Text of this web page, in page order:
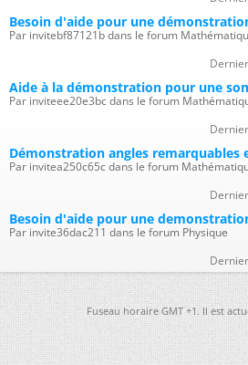
Besoin d'aide pour une
Par invitebf87121b dans le forum
Aide à la démonstration pour une
Par inviteee20e3bc dans le forum
Démonstration angles remarquables
Par invitea250c65c dans le forum
Besoin d'aide pour une
Par invite36dac211 dans le forum Physique
Fuseau horaire GMT +1. Il est